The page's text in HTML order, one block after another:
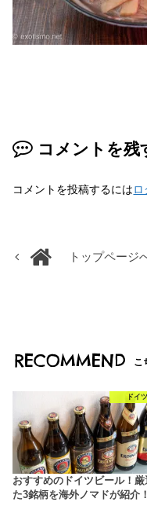
コメントを残
コメントを投稿するにはロ
トップページ
RECOMMEND こ
ドイツ
おすすめのドイツビール！厳
た3銘柄を海外ノマドが紹介！